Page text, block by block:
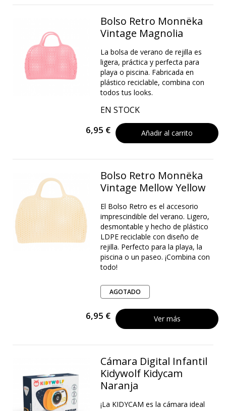
Bolso Retro Monnëka
Vintage Magnolia
La bolsa de verano de rejilla es
ligera, práctica y perfecta para
playa o piscina. Fabricada en
plástico reciclable, combina con
todos tus looks.
EN STOCK
6,95 € Añadir al carrito
Bolso Retro Monnëka
Vintage Mellow Yellow
El Bolso Retro es el accesorio
imprescindible del verano. Ligero,
desmontable y hecho de plástico
LDPE reciclable con diseño de
rejilla. Perfecto para la playa, la
piscina o un paseo. ¡Combina con
todo!
AGOTADO
6,95 € Ver más
Cámara Digital Infantil
Kidywolf Kidycam
Naranja
¡La KIDYCAM es la cámara ideal